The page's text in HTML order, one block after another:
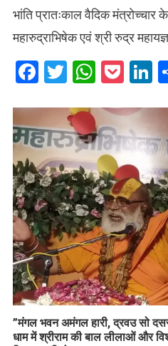
भांति प्रातःकाल वैदिक मंत्रोच्चार
महारुद्राभिषेक एवं श्री रुद्र
Facebook
Twitter
​”मंगल भवन अमंगल हारी, द्रवउ सो
धाम में श्रीराम की बाल लीलाओं और